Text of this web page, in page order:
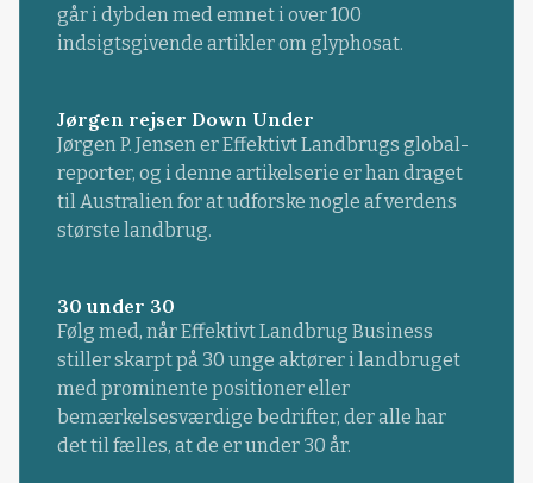
går i dybden med emnet i over 100
indsigtsgivende artikler om glyphosat.
Jørgen rejser Down Under
Jørgen P. Jensen er Effektivt Landbrugs global-
reporter, og i denne artikelserie er han draget
til Australien for at udforske nogle af verdens
største landbrug.
30 under 30
Følg med, når Effektivt Landbrug Business
stiller skarpt på 30 unge aktører i landbruget
med prominente positioner eller
bemærkelsesværdige bedrifter, der alle har
det til fælles, at de er under 30 år.